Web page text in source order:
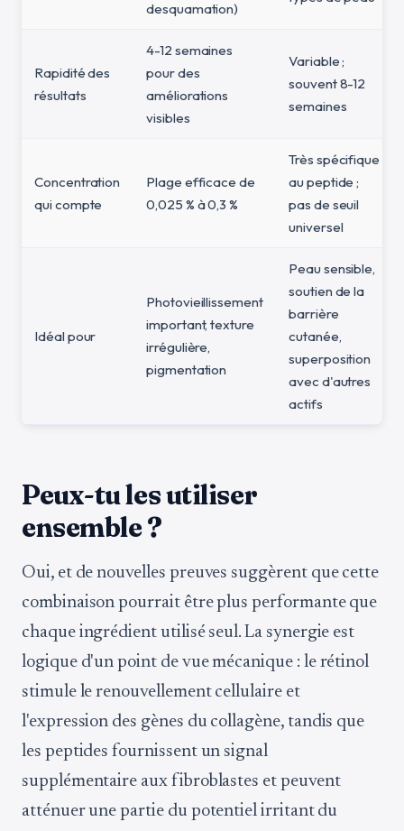
desquamation)
Rapidité des
résultats
4-12 semaines
pour des
améliorations
visibles
Variable ;
souvent 8-12
semaines
Concentration
qui compte
Plage efficace de
0,025 % à 0,3 %
Très spécifique
au peptide ;
pas de seuil
universel
Idéal pour
Photovieillissement
important, texture
irrégulière,
pigmentation
Peau sensible,
soutien de la
barrière
cutanée,
superposition
avec d'autres
actifs
Peux-tu les utiliser
ensemble ?
Oui, et de nouvelles preuves suggèrent que cette
combinaison pourrait être plus performante que
chaque ingrédient utilisé seul. La synergie est
logique d'un point de vue mécanique : le rétinol
stimule le renouvellement cellulaire et
l'expression des gènes du collagène, tandis que
les peptides fournissent un signal
supplémentaire aux fibroblastes et peuvent
atténuer une partie du potentiel irritant du